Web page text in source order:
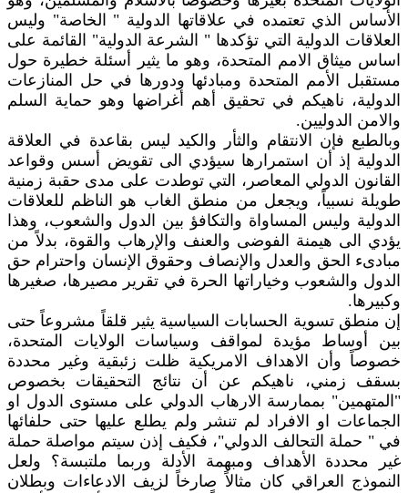
الأساس الذي تعتمده في علاقاتها الدولية " الخاصة" وليس
العلاقات الدولية التي تؤكدها " الشرعة الدولية" القائمة على
اساس ميثاق الامم المتحدة، وهو ما يثير أسئلة خطيرة حول
مستقبل الأمم المتحدة ومبادئها ودورها في حل المنازعات
الدولية، ناهيكم في تحقيق أهم أغراضها وهو حماية السلم
والامن الدوليين.
وبالطبع فإن الانتقام والثأر والكيد ليس بقاعدة في العلاقة
الدولية إذ أن استمرارها سيؤدي الى تقويض أسس وقواعد
القانون الدولي المعاصر، التي توطدت على مدى حقبة زمنية
طويلة نسبياً، ويجعل من منطق الغاب هو الناظم للعلاقات
الدولية وليس المساواة والتكافؤ بين الدول والشعوب، وهذا
يؤدي الى هيمنة الفوضى والعنف والإرهاب والقوة، بدلاً من
مبادىء الحق والعدل والإنصاف وحقوق الإنسان واحترام حق
الدول والشعوب وخياراتها الحرة في تقرير مصيرها، صغيرها
وكبيرها.
إن منطق تسوية الحسابات السياسية يثير قلقاً مشروعاً حتى
بين أوساط مؤيدة لمواقف وسياسات الولايات المتحدة،
خصوصاً وأن الاهداف الامريكية ظلت زئبقية وغير محددة
بسقف زمني، ناهيكم عن أن نتائج التحقيقات بخصوص
"المتهمين" بممارسة الارهاب الدولي على مستوى الدول او
الجماعات او الافراد لم تنشر ولم يطلع عليها حتى حلفائها
في " حملة التحالف الدولي"، فكيف إذن سيتم مواصلة حملة
غير محددة الأهداف ومبهمة الأدلة وربما ملتبسة؟ ولعل
النموذج العراقي كان مثالاً صارخاً لزيف الادعاءات وبطلان